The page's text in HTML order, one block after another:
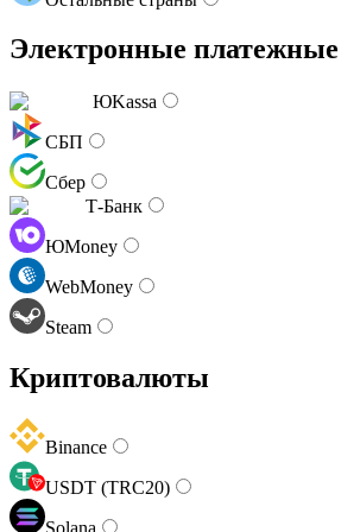
Электронные
ЮKassa
СБП
Сбер
Т-Банк
ЮMoney
WebMoney
Steam
Криптовалюты
Binance
USDT (TRC20)